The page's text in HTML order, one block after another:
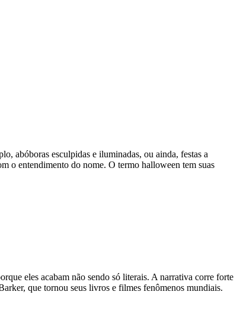
abóboras esculpidas e iluminadas, ou ainda, festas a
o entendimento do nome. O termo halloween tem suas
eles acabam não sendo só literais. A narrativa corre forte
que tornou seus livros e filmes fenômenos mundiais.